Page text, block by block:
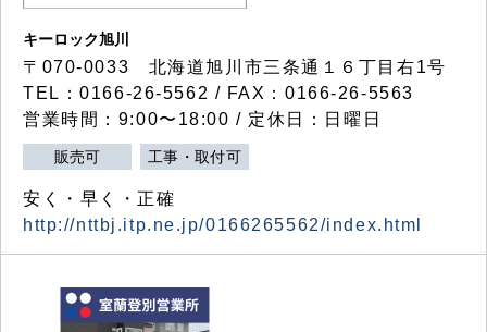
キーロック旭川
〒070-0033 北海道旭川市三条通１６丁目右1号
TEL：0166-26-5562 / FAX：0166-26-5563
営業時間：9:00〜18:00 / 定休日：日曜日
販売可 工事・取付可
安く・早く・正確
http://nttbj.itp.ne.jp/0166265562/index.html